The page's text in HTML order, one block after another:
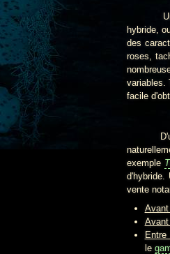
Un
hybride,
des
roses,
variables.
facile
D'un
exemple
d'hybride.
vente
Avant
le